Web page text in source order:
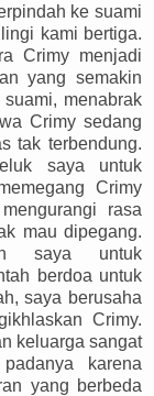
ke suami
kami bertiga.
Crimy menjadi
yang semakin
menabrak
Crimy sedang
tak terbendung.
saya untuk
Crimy
rasa
mau dipegang.
saya untuk
berdoa untuk
saya berusaha
Crimy.
keluarga sangat
karena
yang berbeda